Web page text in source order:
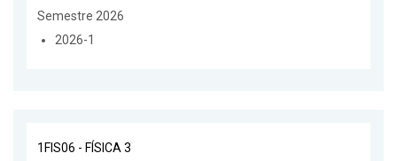
Semestre 2026
2026-1
1FIS06 - FÍSICA 3